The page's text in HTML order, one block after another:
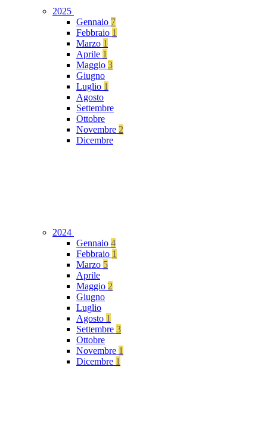
2025
Gennaio 7
Febbraio 1
Marzo 1
Aprile 1
Maggio 3
Giugno
Luglio 1
Agosto
Settembre
Ottobre
Novembre 2
Dicembre
2024
Gennaio 4
Febbraio 1
Marzo 5
Aprile
Maggio 2
Giugno
Luglio
Agosto 1
Settembre 3
Ottobre
Novembre 1
Dicembre 1